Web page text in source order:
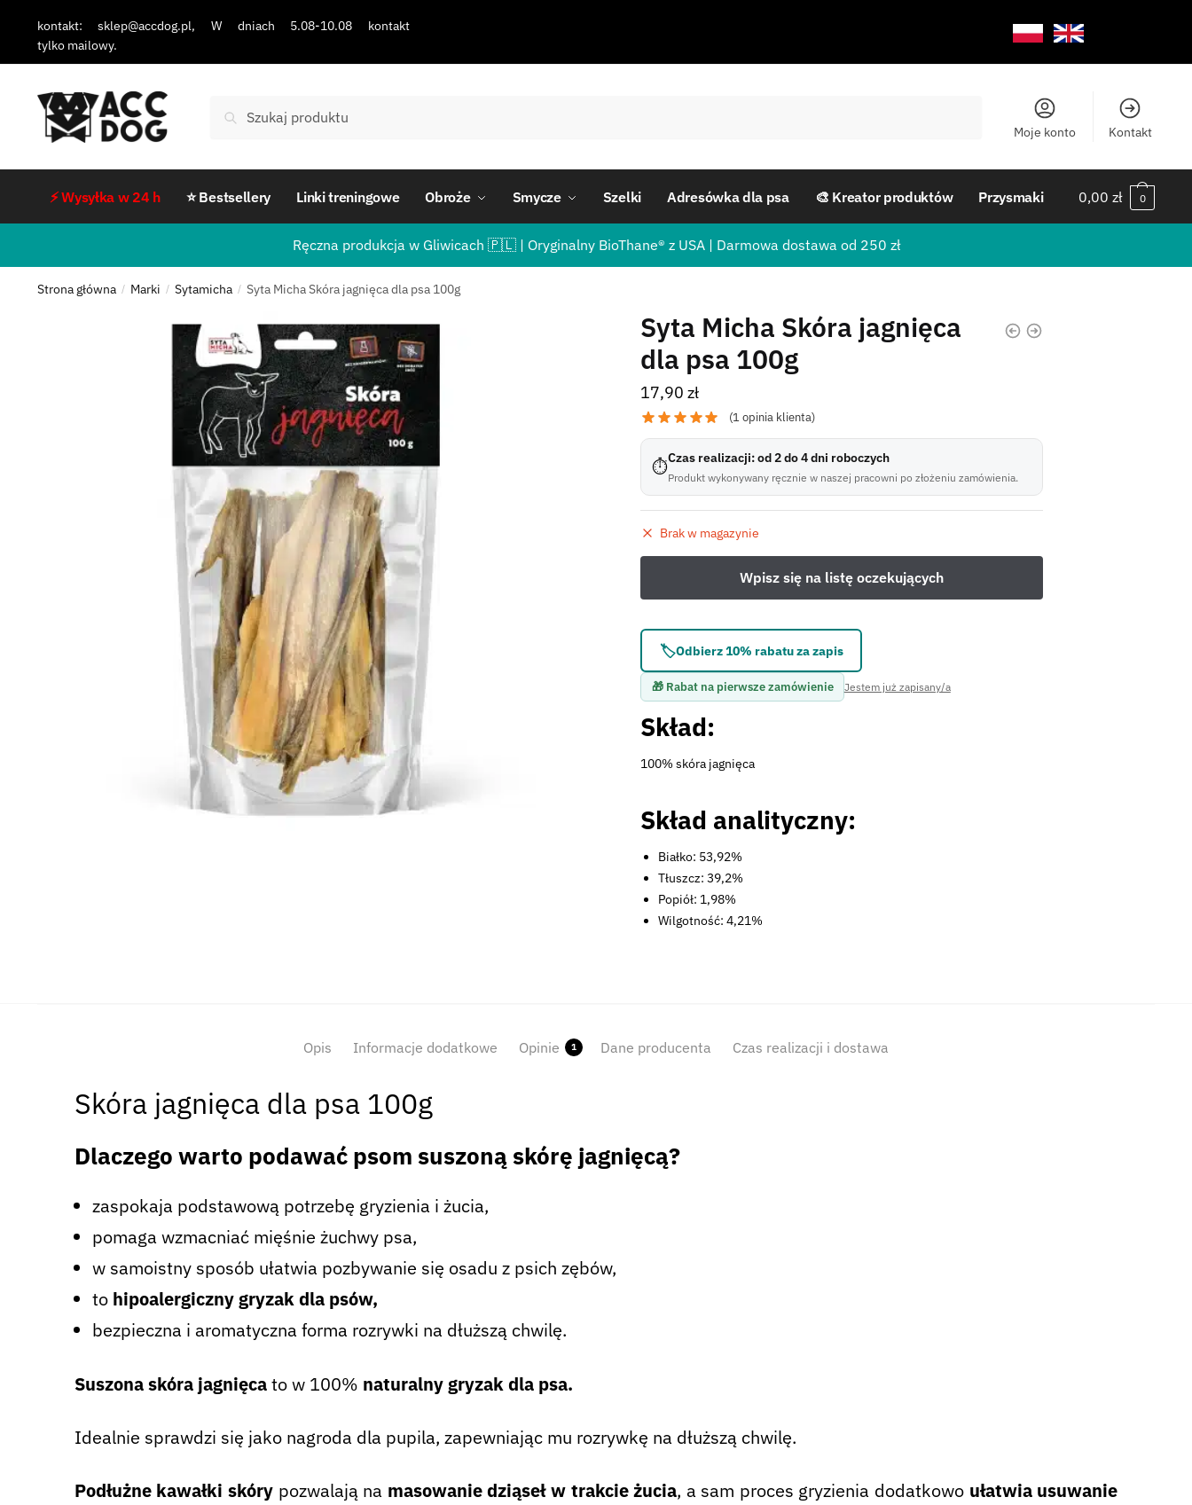
kontakt: sklep@accdog.pl, W dniach 5.08-10.08 kontakt
tylko mailowy.
Szukaj
Moje konto Kontakt
⚡ Wysyłka w 24 h ⭐ Bestsellery Linki treningowe Obroże Smycze Szelki Adresówka dla psa 🎨 Kreator produktów Przysmaki 0,00zł 0
Ręczna produkcja w Gliwicach 🇵🇱 | Oryginalny BioThane® z USA | Darmowa dostawa od 250 zł
Strona główna / Marki / Sytamicha / Syta Micha Skóra jagnięca dla psa 100g
Syta Micha Skóra jagnięca
dla psa 100g
17,90zł
(1 opinia klienta)
⏱Czas realizacji: od 2 do 4 dni roboczych
Produkt wykonywany ręcznie w naszej pracowni po złożeniu zamówienia.
Brak w magazynie
🏷️Odbierz 10% rabatu za zapis
🎁 Rabat na pierwsze zamówienie Jestem już zapisany/a
Skład:
100% skóra jagnięca
Skład analityczny:
Białko: 53,92%
Tłuszcz: 39,2%
Popiół: 1,98%
Wilgotność: 4,21%
Opis Informacje dodatkowe Opinie 1 Dane producenta Czas realizacji i dostawa
Skóra jagnięca dla psa 100g
Dlaczego warto podawać psom suszoną skórę jagnięcą?
zaspokaja podstawową potrzebę gryzienia i żucia,
pomaga wzmacniać mięśnie żuchwy psa,
w samoistny sposób ułatwia pozbywanie się osadu z psich zębów,
to hipoalergiczny gryzak dla psów,
bezpieczna i aromatyczna forma rozrywki na dłuższą chwilę.
Suszona skóra jagnięcato w 100% naturalny gryzak dla psa.
Idealnie sprawdzi się jako nagroda dla pupila, zapewniając mu rozrywkę na dłuższą chwilę.
Podłużne kawałki skórypozwalają na masowanie dziąseł w trakcie żucia, a sam proces gryzienia dodatkowo ułatwia usuwanie